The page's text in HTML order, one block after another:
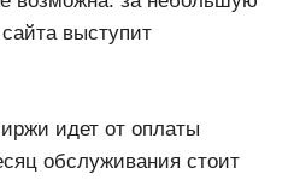
выступит
идет от оплаты
обслуживания стоит